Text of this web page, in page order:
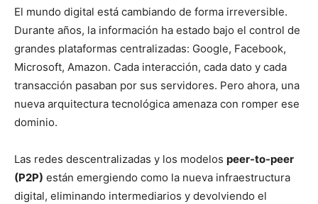
El mundo digital está cambiando de forma irreversible.
Durante años, la información ha estado bajo el control de
grandes plataformas centralizadas: Google, Facebook,
Microsoft, Amazon. Cada interacción, cada dato y cada
transacción pasaban por sus servidores. Pero ahora, una
nueva arquitectura tecnológica amenaza con romper ese
dominio.
Las redes descentralizadas y los modelos peer-to-peer
(P2P) están emergiendo como la nueva infraestructura
digital, eliminando intermediarios y devolviendo el